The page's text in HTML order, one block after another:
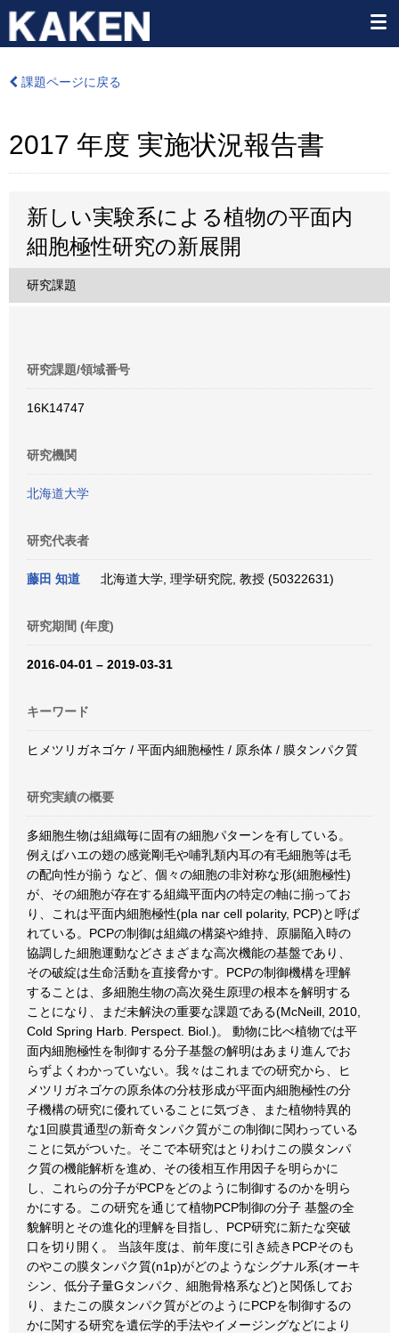
課題ページに戻る
2017 年度 実施状況報告書
新しい実験系による植物の平面内
細胞極性研究の新展開
研究課題
研究課題/領域番号
16K14747
研究機関
北海道大学
研究代表者
藤田 知道 北海道大学, 理学研究院, 教授 (50322631)
研究期間 (年度)
2016-04-01 – 2019-03-31
キーワード
ヒメツリガネゴケ / 平面内細胞極性 / 原糸体 / 膜タンパク質
研究実績の概要
多細胞生物は組織毎に固有の細胞パターンを有している。
例えばハエの翅の感覚剛毛や哺乳類内耳の有毛細胞等は毛
の配向性が揃う など、個々の細胞の非対称な形(細胞極性)
が、その細胞が存在する組織平面内の特定の軸に揃ってお
り、これは平面内細胞極性(pla nar cell polarity, PCP)と呼ば
れている。PCPの制御は組織の構築や維持、原腸陥入時の
協調した細胞運動などさまざまな高次機能の基盤であり、
その破綻は生命活動を直接脅かす。PCPの制御機構を理解
することは、多細胞生物の高次発生原理の根本を解明する
ことになり、まだ未解決の重要な課題である(McNeill, 2010,
Cold Spring Harb. Perspect. Biol.)。 動物に比べ植物では平
面内細胞極性を制御する分子基盤の解明はあまり進んでお
らずよくわかっていない。我々はこれまでの研究から、ヒ
メツリガネゴケの原糸体の分枝形成が平面内細胞極性の分
子機構の研究に優れていることに気づき、また植物特異的
な1回膜貫通型の新奇タンパク質がこの制御に関わっている
ことに気がついた。そこで本研究はとりわけこの膜タンパ
ク質の機能解析を進め、その後相互作用因子を明らかに
し、これらの分子がPCPをどのように制御するのかを明ら
かにする。この研究を通じて植物PCP制御の分子 基盤の全
貌解明とその進化的理解を目指し、PCP研究に新たな突破
口を切り開く。 当該年度は、前年度に引き続きPCPそのも
のやこの膜タンパク質(n1p)がどのようなシグナル系(オーキ
シン、低分子量Gタンパク、細胞骨格系など)と関係してお
り、またこの膜タンパク質がどのようにPCPを制御するの
かに関する研究を遺伝学的手法やイメージングなどにより